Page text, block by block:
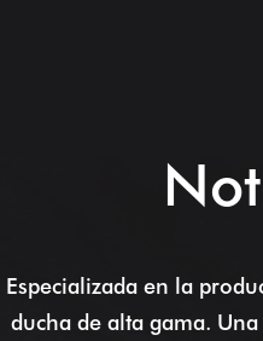
Especializada en la
ducha de alta gama.